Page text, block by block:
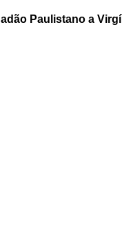
Paulistano a